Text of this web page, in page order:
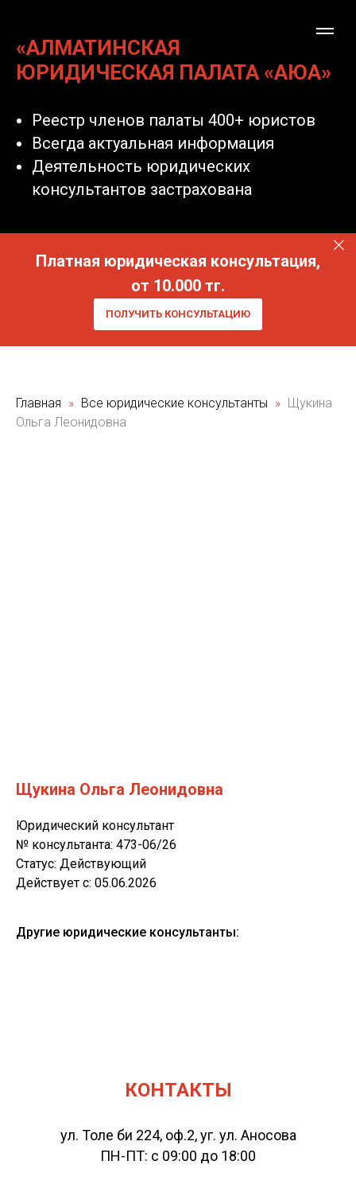
«АЛМАТИНСКАЯ
ЮРИДИЧЕСКАЯ ПАЛАТА «АЮА»
Реестр членов палаты 400+ юристов
Всегда актуальная информация
Деятельность юридических
консультантов застрахована
Платная юридическая консультация,
от 10.000 тг.
ПОЛУЧИТЬ КОНСУЛЬТАЦИЮ
Главная Все юридические консультанты
Щукина
Ольга Леонидовна
Щукина Ольга Леонидовна
Юридический консультант
№ консультанта: 473-06/26
Статус: Действующий
Действует c: 05.06.2026
Другие юридические консультанты:
КОНТАКТЫ
ул. Толе би 224, оф.2, уг. ул. Аносова
ПН-ПТ: с 09:00 до 18:00